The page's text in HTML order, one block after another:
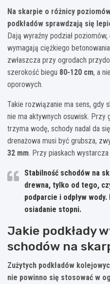
Na skarpie o różnicy
podkładów sprawdzają się
Dają wyraźny podział
wymagają ciężkiego
zwłaszcza przy ogrodach
szerokość biegu 80-120 cm, a
oporowych.
Takie rozwiązanie ma sens, gdy
nie ma aktywnych osuwisk. Przy
trzyma wodę, schody nadal da
drenażowa musi być grubsza,
32 mm. Przy piaskach
Stabilność schodów na
drewna, tylko od tego,
podparcie i odpływ
osiadanie stopni.
Jakie podkłady
schodów na
Zużytych podkładów
nie powinno się stosować w